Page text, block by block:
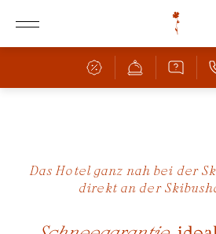
DAS
HERRLICHE
Zimmer &
Das Hotel ganz nah bei der
direkt an der